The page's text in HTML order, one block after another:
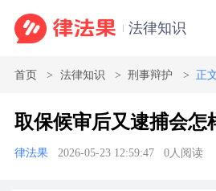
法律知识
首页 法律知识 刑事辩护 正
取保候审后又逮捕会怎
律法果 2026-05-23 12:59:47 0人阅读